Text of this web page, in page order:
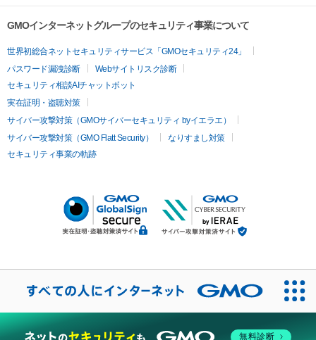
GMOインターネットグループのセキュリティ事業について
世界初総合ネットセキュリティサービス「GMOセキュリティ24」
パスワード漏洩診断
Webサイトリスク診断
セキュリティ相談AIチャットボット
実在証明・盗聴対策
サイバー攻撃対策（GMOサイバーセキュリティ byイエラエ）
サイバー攻撃対策（GMO Flatt Security）
なりすまし対策
セキュリティ事業の軌跡
無料診断